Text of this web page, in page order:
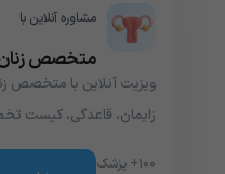
مشاوره آنلاین با
متخصص زنان
ویزیت آنلاین با متخصص
زایمان، قاعدگی، کیست
۱۰۰+ پزشک